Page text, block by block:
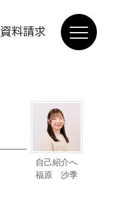
資料請求
自己紹介へ
福原 沙季